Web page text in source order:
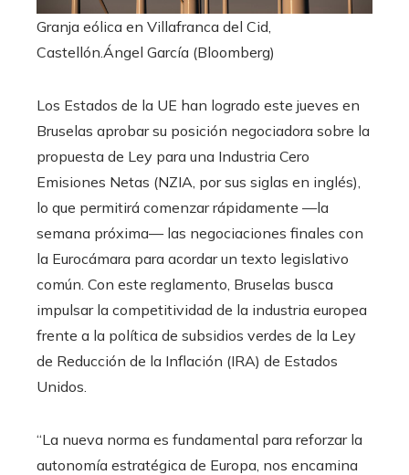
Granja eólica en Villafranca del Cid,
Castellón. Ángel García (Bloomberg)
Los Estados de la UE han logrado este jueves en
Bruselas aprobar su posición negociadora sobre la
propuesta de Ley para una Industria Cero
Emisiones Netas (NZIA, por sus siglas en inglés),
lo que permitirá comenzar rápidamente —la
semana próxima— las negociaciones finales con
la Eurocámara para acordar un texto legislativo
común. Con este reglamento, Bruselas busca
impulsar la competitividad de la industria europea
frente a la política de subsidios verdes de la Ley
de Reducción de la Inflación (IRA) de Estados
Unidos.
“La nueva norma es fundamental para reforzar la
autonomía estratégica de Europa, nos encamina